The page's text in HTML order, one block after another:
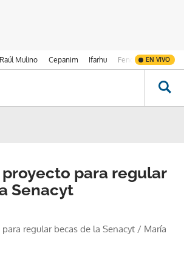
Mulino Cepanim Ifarhu Fenómeno de El
EN VIVO
para regular
Senacyt
regular becas de la Senacyt / María